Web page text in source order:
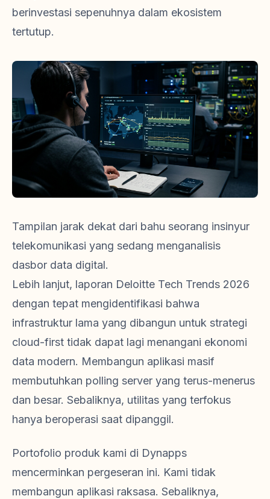
berinvestasi sepenuhnya dalam ekosistem
tertutup.
Tampilan jarak dekat dari bahu seorang insinyur
telekomunikasi yang sedang menganalisis
dasbor data digital.
Lebih lanjut, laporan Deloitte Tech Trends 2026
dengan tepat mengidentifikasi bahwa
infrastruktur lama yang dibangun untuk strategi
cloud-first tidak dapat lagi menangani ekonomi
data modern. Membangun aplikasi masif
membutuhkan polling server yang terus-menerus
dan besar. Sebaliknya, utilitas yang terfokus
hanya beroperasi saat dipanggil.
Portofolio produk kami di Dynapps
mencerminkan pergeseran ini. Kami tidak
membangun aplikasi raksasa. Sebaliknya,